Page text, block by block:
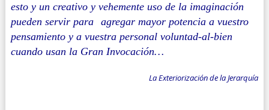
esto y un creativo y vehemente uso de la imaginación
pueden servir para
agregar mayor potencia a vuestro
pensamiento y a vuestra personal voluntad-al-bien
cuando usan la Gran Invocación…
La Exteriorización de la Jerarquía